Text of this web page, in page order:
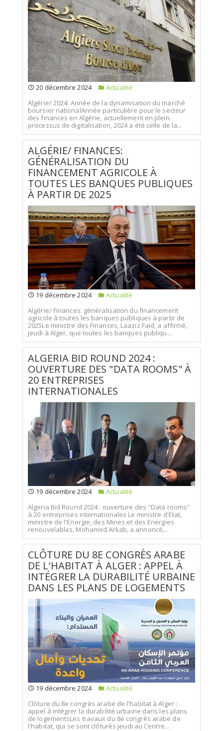
20 décembre 2024
Actualité
Algérie/ 2024: Année de la dynamisation du marché
boursier nationalAnnée particulière pour le secteur
des finances en Algérie, actuellement en plein
processus de digitalisation, 2024 a été celle de la...
ALGÉRIE/ FINANCES:
GÉNÉRALISATION DU
FINANCEMENT AGRICOLE À
TOUTES LES BANQUES PUBLIQUES
À PARTIR DE 2025
19 décembre 2024
Actualité
Algérie/ Finances: généralisation du financement
agricole à toutes les banques publiques à partir de
2025Le ministre des Finances, Laaziz Faid, a affirmé,
jeudi à Alger, que toutes les banques publiqu...
ALGERIA BID ROUND 2024 :
OUVERTURE DES "DATA ROOMS" À
20 ENTREPRISES
INTERNATIONALES
19 décembre 2024
Actualité
Algeria Bid Round 2024 : ouverture des "Data rooms"
à 20 entreprises internationales Le ministre d'Etat,
ministre de l'Energie, des Mines et des Energies
renouvelables, Mohamed Arkab, a annoncé,...
CLÔTURE DU 8E CONGRÈS ARABE
DE L'HABITAT À ALGER : APPEL À
INTÉGRER LA DURABILITÉ URBAINE
DANS LES PLANS DE LOGEMENTS
19 décembre 2024
Actualité
Clôture du 8e congrès arabe de l'habitat à Alger :
appel à intégrer la durabilité urbaine dans les plans
de logementsLes travaux du 8e congrès arabe de
l'habitat, qui se sont clôturés jeudi au Centre...